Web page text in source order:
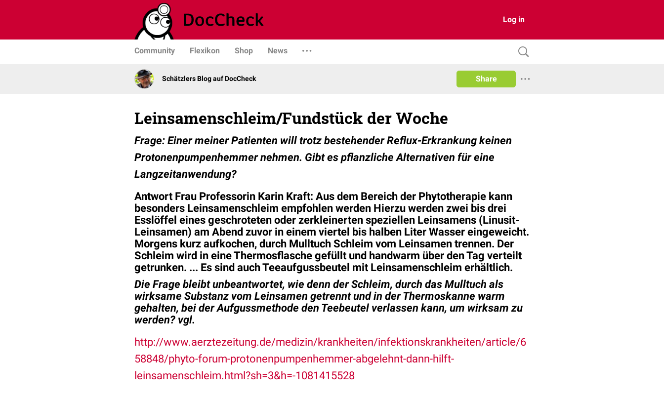
Log in
Community Flexikon Shop News
Schätzlers Blog auf DocCheck Share
Leinsamenschleim/Fundstück der Woche
Frage: Einer meiner Patienten will trotz bestehender Reflux-Erkrankung keinen
Protonenpumpenhemmer nehmen. Gibt es pflanzliche Alternativen für eine
Langzeitanwendung?
Antwort Frau Professorin Karin Kraft: Aus dem Bereich der Phytotherapie kann
besonders Leinsamenschleim empfohlen werden Hierzu werden zwei bis drei
Esslöffel eines geschroteten oder zerkleinerten speziellen Leinsamens (Linusit-
Leinsamen) am Abend zuvor in einem viertel bis halben Liter Wasser eingeweicht.
Morgens kurz aufkochen, durch Mulltuch Schleim vom Leinsamen trennen. Der
Schleim wird in eine Thermosflasche gefüllt und handwarm über den Tag verteilt
getrunken. ... Es sind auch Teeaufgussbeutel mit Leinsamenschleim erhältlich.
Die Frage bleibt unbeantwortet, wie denn der Schleim, durch das Mulltuch als
wirksame Substanz vom Leinsamen getrennt und in der Thermoskanne warm
gehalten, bei der Aufgussmethode den Teebeutel verlassen kann, um wirksam zu
werden? vgl.
http://www.aerztezeitung.de/medizin/krankheiten/infektionskrankheiten/article/6
58848/phyto-forum-protonenpumpenhemmer-abgelehnt-dann-hilft-
leinsamenschleim.html?sh=3&h=-1081415528